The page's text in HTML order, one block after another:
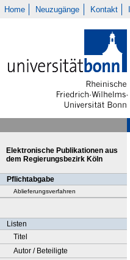
Home Neuzugänge Kontakt
Elektronische Publikationen aus
dem Regierungsbezirk Köln
Pflichtabgabe
Ablieferungsverfahren
Listen
Titel
Autor / Beteiligte